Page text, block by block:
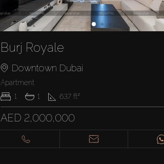
Burj Royale
Downtown Dubai
Apartment
1
1 637ft²
AED 2,000,000